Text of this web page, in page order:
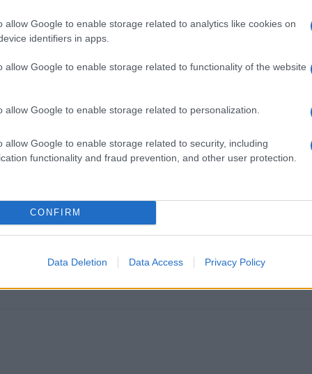
allow Google to enable storage related to analytics like cookies on
identifiers in apps.
allow Google to enable storage related to functionality of the website
allow Google to enable storage related to personalization.
allow Google to enable storage related to security, including
functionality and fraud prevention, and other user protection.
CONFIRM
Data Deletion Data Access Privacy Policy
ukrepov smo naredili adventni venček, da pričaramo
kazensko odgovoren za javno spodbujanje sovraštva, nasilja ali
vsebinami bodo odstranjeni. Pravila komentiranja →